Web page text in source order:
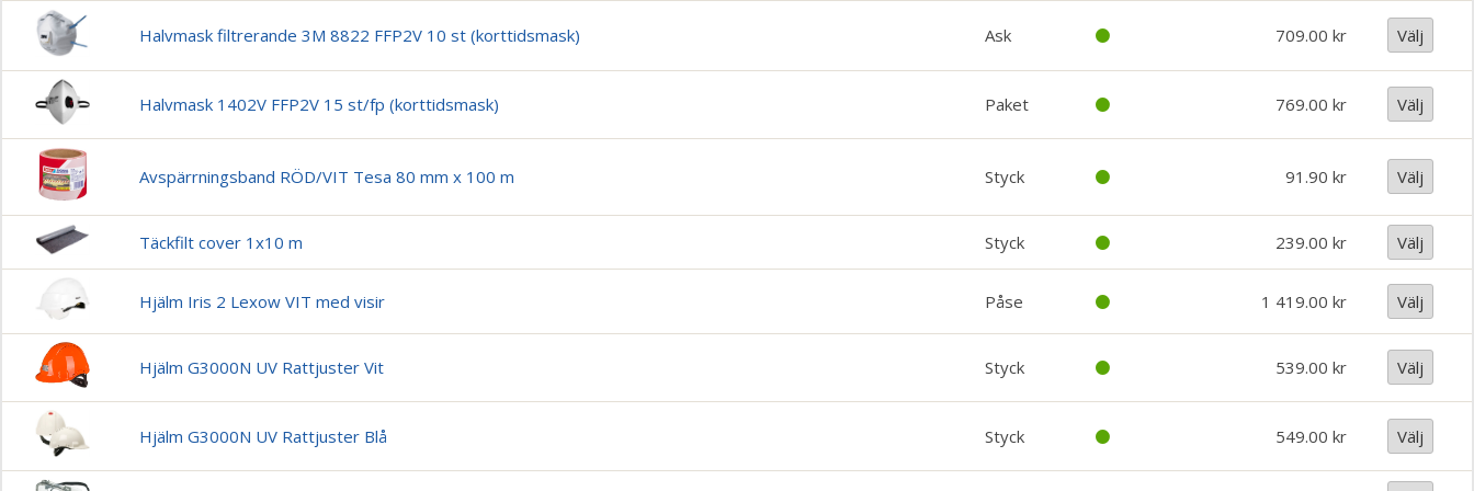
Halvmask filtrerande 3M 8822 FFP2V 10 st (korttidsmask) Ask 709.00 Välj
Halvmask 1402V FFP2V 15 st/fp (korttidsmask) Paket 769.00 Välj
Avspärrningsband RÖD/VIT Tesa 80 mm x 100 m Styck 91.90 Välj
Täckfilt cover 1x10 m Styck 239.00 Välj
Hjälm Iris 2 Lexow VIT med visir Påse 1 419.00 Välj
Hjälm G3000N UV Rattjuster Vit Styck 539.00 Välj
Hjälm G3000N UV Rattjuster Blå Styck 549.00 Välj